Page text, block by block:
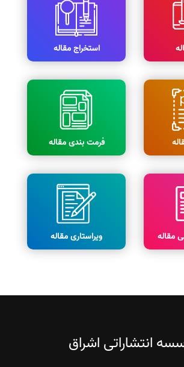
استخراج مقاله
فرمت بندی مقاله
مقاله ویراستاری مقاله
انتشاراتی اشراق